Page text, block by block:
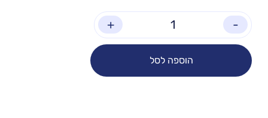
-
+
הוספה לסל